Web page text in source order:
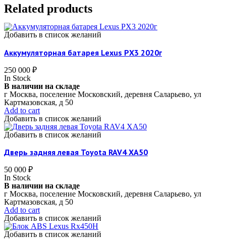
Related products
Добавить в список желаний
Аккумуляторная батарея Lexus РX3 2020г
250 000 ₽
In Stock
В наличии на складе
г Москва, поселение Московский, деревня Саларьево, ул
Картмазовская, д 50
Add to cart
Добавить в список желаний
Добавить в список желаний
Дверь задняя левая Toyota RAV4 XA50
50 000 ₽
In Stock
В наличии на складе
г Москва, поселение Московский, деревня Саларьево, ул
Картмазовская, д 50
Add to cart
Добавить в список желаний
Добавить в список желаний